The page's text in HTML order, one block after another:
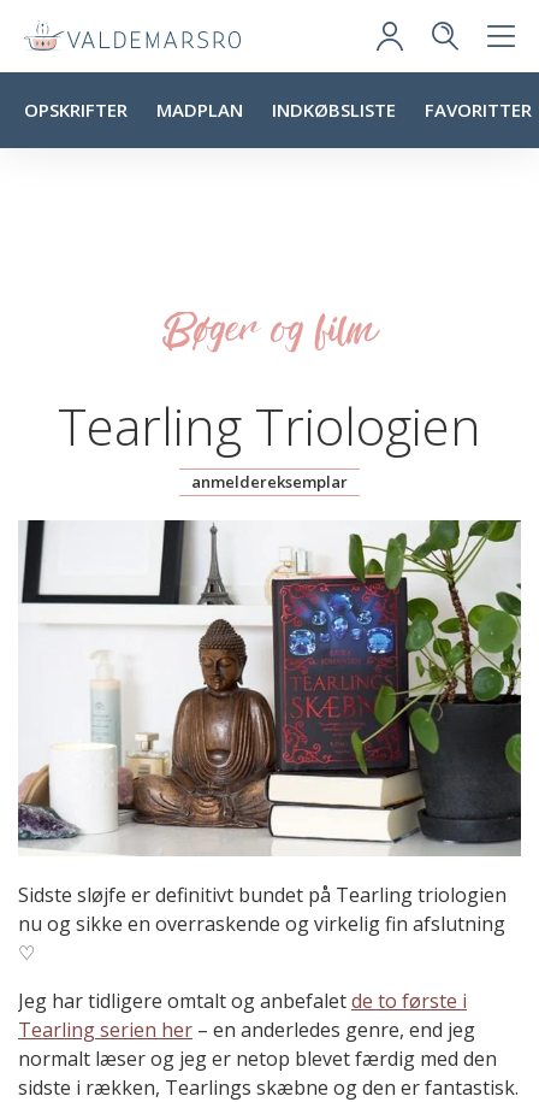
OPSKRIFTER MADPLAN INDKØBSLISTE FAVORITTER
Bøger og film
Tearling Triologien
anmeldereksemplar
Sidste sløjfe er definitivt bundet på Tearling triologien
nu og sikke en overraskende og virkelig fin afslutning
♡
Jeg har tidligere omtalt og anbefaletde to første i
Tearling serien her – en anderledes genre, end jeg
normalt læser og jeg er netop blevet færdig med den
sidste i rækken, Tearlings skæbne og den er fantastisk.